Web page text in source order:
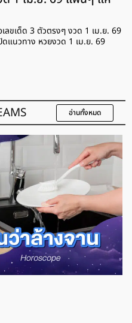
ลขเด็ด 3 ตัวตรงๆ งวด 1 เม.ย. 69
ดแนวทาง หวยงวด 1 เม.ย. 69
อ่านทั้งหมด